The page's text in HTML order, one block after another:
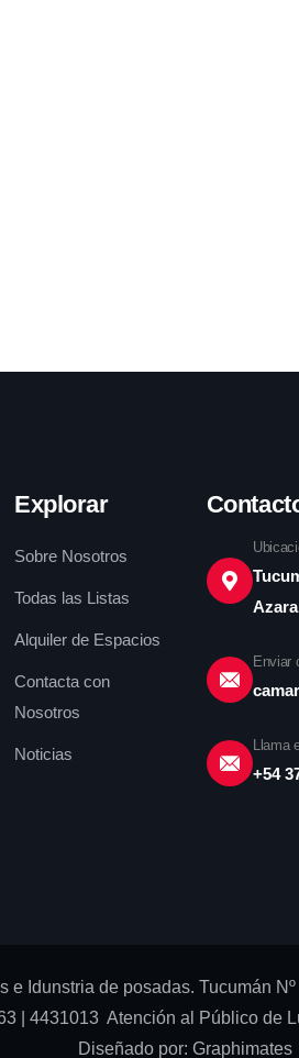
Explorar
Sobre Nosotros
Todas las Listas
Alquiler de Espacios
Contacta con
Nosotros
Noticias
Azara
Enviar
Llama
+54
Idunstria de posadas. Tucumán
| 4431013 Atención al Público de
Diseñado por: Graphimates